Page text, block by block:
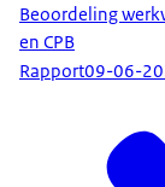
Beoordeling
en CPB
Rapport09-06-